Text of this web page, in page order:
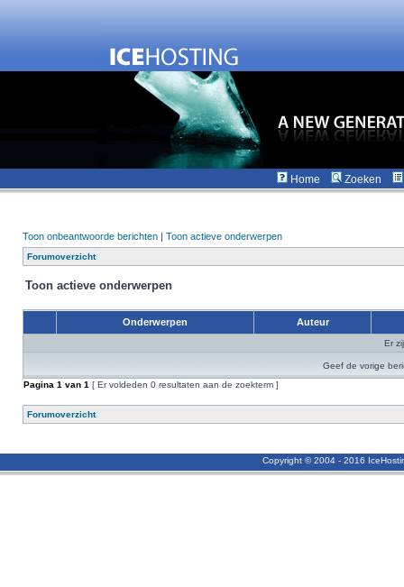
Home Zoeken
Toon onbeantwoorde berichten | Toon actieve onderwerpen
Forumoverzicht
Toon actieve onderwerpen
Onderwerpen Auteur
Er
Geef de vorige
Pagina 1 van 1 [ Er voldeden 0 resultaten aan de zoekterm ]
Forumoverzicht
Copyright © 2004 - 2016